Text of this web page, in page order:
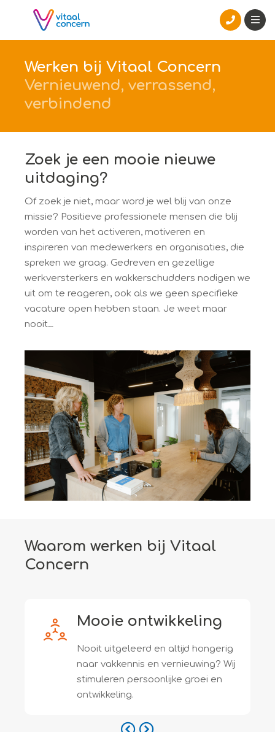
Werken bij Vitaal Concern
Vernieuwend, verrassend,
verbindend
Zoek je een mooie nieuwe
uitdaging?
Of zoek je niet, maar word je wel blij van onze
missie? Positieve professionele mensen die blij
worden van het activeren, motiveren en
inspireren van medewerkers en organisaties, die
spreken we graag. Gedreven en gezellige
werkversterkers en wakkerschudders nodigen we
uit om te reageren, ook als we geen specifieke
vacature open hebben staan. Je weet maar
nooit…
Waarom werken bij Vitaal
Concern
Mooie ontwikkeling
Nooit uitgeleerd en altijd hongerig
naar vakkennis en vernieuwing? Wij
stimuleren persoonlijke groei en
ontwikkeling.